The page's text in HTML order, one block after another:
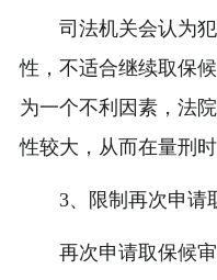
司法机关会认为
性，不适合继续取保
为一个不利因素，法
性较大，从而在量刑时
3、限制再次申请
再次申请取保候